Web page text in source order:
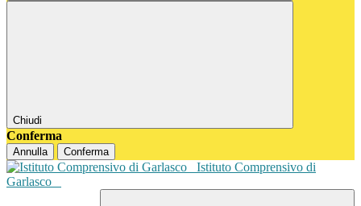
Chiudi
Conferma
Annulla Conferma
Istituto Comprensivo di
Garlasco